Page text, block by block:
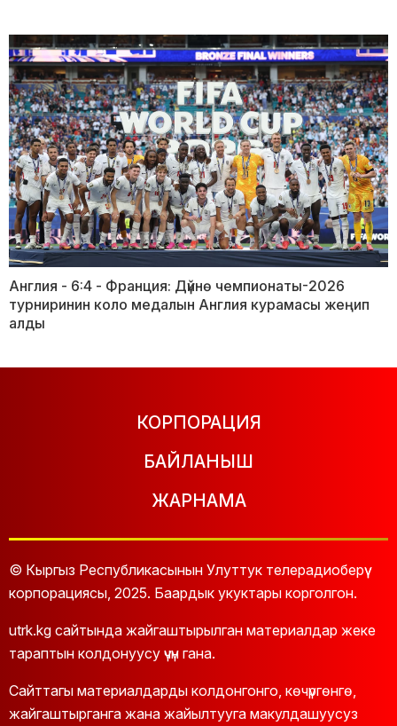
Англия - 6:4 - Франция: Дүйнө чемпионаты-2026
турниринин коло медалын Англия курамасы жеңип
алды
КОРПОРАЦИЯ
БАЙЛАНЫШ
ЖАРНАМА
© Кыргыз Республикасынын Улуттук телерадиоберүү
корпорациясы, 2025. Баардык укуктары корголгон.
utrk.kg сайтында жайгаштырылган материалдар жеке
тараптын колдонуусу үчүн гана.
Сайттагы материалдарды колдонгонго, көчүргөнгө,
жайгаштырганга жана жайылтууга макулдашуусуз